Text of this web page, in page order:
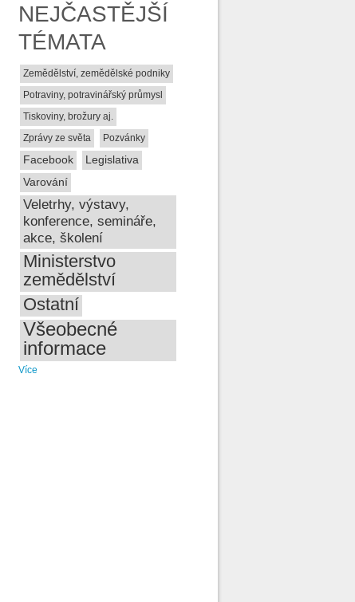
NEJČASTĚJŠÍ
TÉMATA
Zemědělství, zemědělské podniky
Potraviny, potravinářský průmysl
Tiskoviny, brožury aj.
Zprávy ze světa
Pozvánky
Facebook
Legislativa
Varování
Veletrhy, výstavy,
konference, semináře,
akce, školení
Ministerstvo
zemědělství
Ostatní
Všeobecné
informace
Více